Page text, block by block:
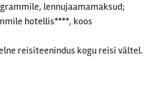
lennujaamamaksud;
hotellis****, koos
reisiteenindus kogu reisi vältel.